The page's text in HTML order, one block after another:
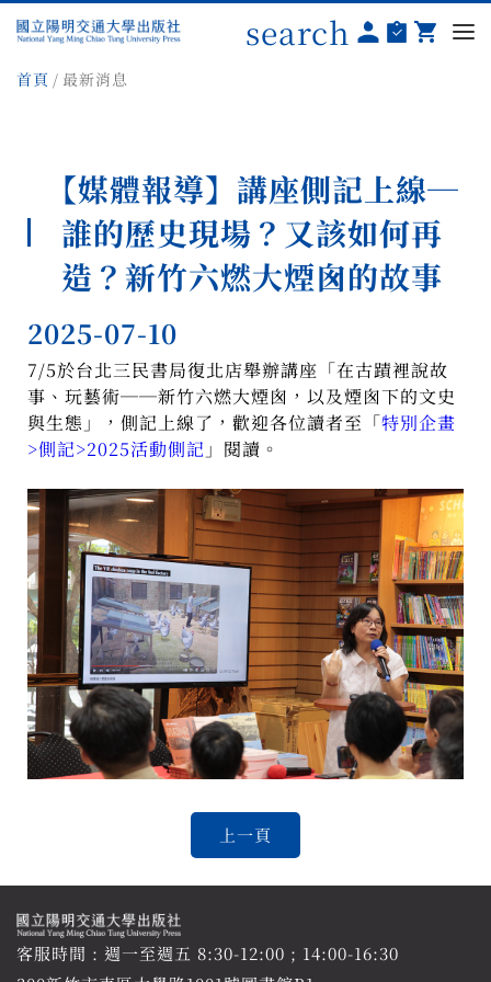
search
首頁 最新消息
【媒體報導】講座側記上線─
誰的歷史現場？又該如何再
造？新竹六燃大煙囪的故事
2025-07-10
7/5於台北三民書局復北店舉辦講座「在古蹟裡說故
事、玩藝術──新竹六燃大煙囪，以及煙囪下的文史
與生態」，側記上線了，歡迎各位讀者至「特別企畫
>側記>2025活動側記 」閱讀。
客服時間 : 週一至週五 8:30-12:00 ; 14:00-16:30